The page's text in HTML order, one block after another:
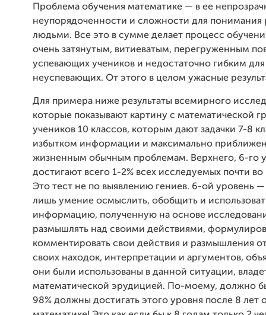
Проблема обучения математике — в ее
неупорядоченности и сложности для понимания
людьми. Все это в сумме делает процесс
очень затянутым, витиеватым, перегруженным
успевающих учеников и недостаточно гибким для
неуспевающих. От этого в целом ужасные
Для примера ниже результаты всемирного
которые показывают картину с математической
учеников 10 классов, которым дают задачки 7-8
избытком информации и максимально
жизненным обычным проблемам. Верхнего, 6-го
достигают всего 1-2% всех исследуемых почти во
Это тест не по выявлению гениев. 6-ой уровень —
лишь умение осмыслить, обобщить и
информацию, полученную на основе
размышлять над своими действиями,
комментировать свои действия и размышления
своих находок, интерпретации и аргументов,
они были использованы в данной ситуации,
математической эрудицией. По-моему, должно
98% должны достигать этого уровня после 8 лет